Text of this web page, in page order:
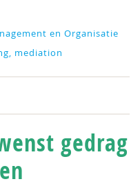
en Organisatie
mediation
gedrag